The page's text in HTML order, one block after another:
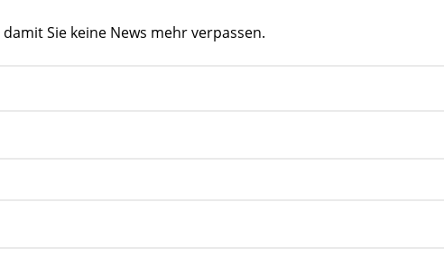
Sie keine News mehr verpassen.